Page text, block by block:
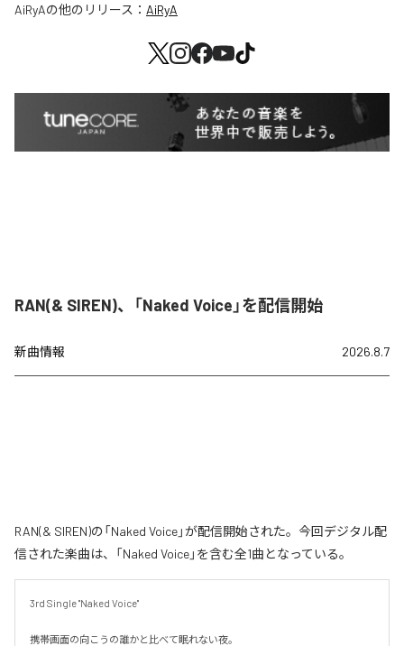
AiRyAの他のリリース： AiRyA
RAN(& SIREN)、「Naked Voice」を配信開始
新曲情報 2026.8.7
RAN(& SIREN)の「Naked Voice」が配信開始された。今回デジタル配
信された楽曲は、「Naked Voice」を含む全1曲となっている。
3rd Single "Naked Voice"
携帯画面の向こうの誰かと比べて眠れない夜。